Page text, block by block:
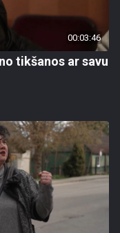
00:03:46
tikšanos ar savu